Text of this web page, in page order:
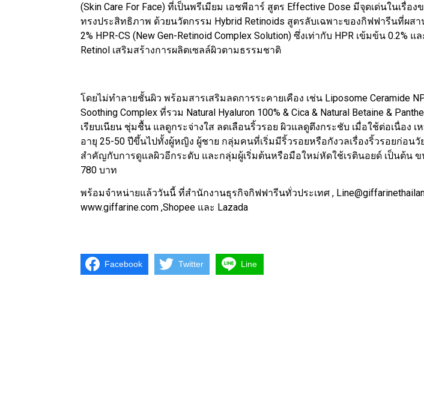
(Skin Care For Face) ที่เป็นพรีเมียม เอชพีอาร์ สูตร Effective Dose มีจุดเด่นในเรื่อ
ทรงประสิทธิภาพ ด้วยนวัตกรรม Hybrid Retinoids สูตรลับเฉพาะของกิฟฟารีนที่ผส
2% HPR-CS (New Gen-Retinoid Complex Solution) ซึ่งเท่ากับ HPR เข้มข้น 0.2% แ
Retinol เสริมสร้างการผลิตเซลล์ผิวตามธรรมชาติ
โดยไม่ทำลายชั้นผิว พร้อมสารเสริมลดการระคายเคือง เช่น Liposome Ceramide NP
Soothing Complex ที่รวม Natural Hyaluron 100% & Cica & Natural Betaine &
เรียบเนียน ชุ่มชื้น แลดูกระจ่างใส ลดเลือนริ้วรอย ผิวแลดูตึงกระชับ เมื่อใช้ต่อเนื่อง
อายุ 25-50 ปีขึ้นไปทั้งผู้หญิง ผู้ชาย กลุ่มคนที่เริ่มมีริ้วรอยหรือกังวลเรื่องริ้วรอยก่อน
สำคัญกับการดูแลผิวอีกระดับ และกลุ่มผู้เริ่มต้นหรือมือใหม่หัดใช้เรตินอยด์ เป็นต้น ข
780 บาท
พร้อมจำหน่ายแล้ววันนี้ ที่สำนักงานธุรกิจกิฟฟารีนทั่วประเทศ ,
www.giffarine.com ,Shopee และ Lazada
Facebook Twitter Line